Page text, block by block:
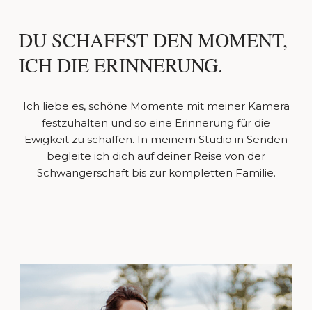
DU SCHAFFST DEN MOMENT,
ICH DIE ERINNERUNG.
Ich liebe es, schöne Momente mit meiner Kamera
festzuhalten und so eine Erinnerung für die
Ewigkeit zu schaffen. In meinem Studio in Senden
begleite ich dich auf deiner Reise von der
Schwangerschaft bis zur kompletten Familie.